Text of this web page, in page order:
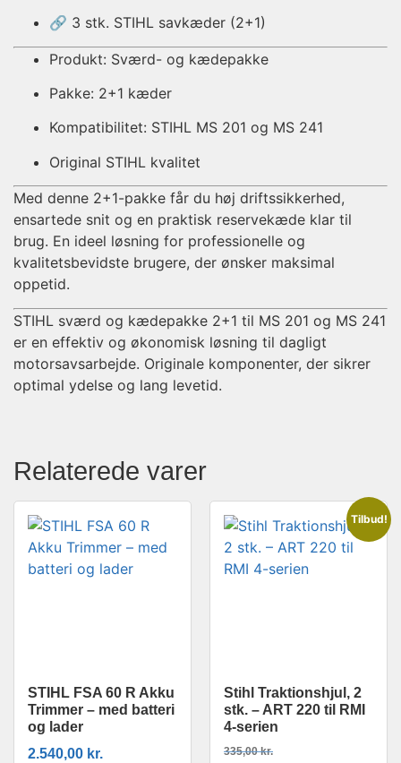
🔗 3 stk. STIHL savkæder (2+1)
Produkt: Sværd- og kædepakke
Pakke: 2+1 kæder
Kompatibilitet: STIHL MS 201 og MS 241
Original STIHL kvalitet
Med denne 2+1-pakke får du høj driftssikkerhed,
ensartede snit og en praktisk reservekæde klar til
brug. En ideel løsning for professionelle og
kvalitetsbevidste brugere, der ønsker maksimal
oppetid.
STIHL sværd og kædepakke 2+1 til MS 201 og MS 241
er en effektiv og økonomisk løsning til dagligt
motorsavsarbejde. Originale komponenter, der sikrer
optimal ydelse og lang levetid.
Relaterede varer
STIHL FSA 60 R Akku
Trimmer – med batteri
og lader
2.540,00 kr.
Tilbud!
Stihl Traktionshjul, 2
stk. – ART 220 til RMI
4-serien
335,00kr.